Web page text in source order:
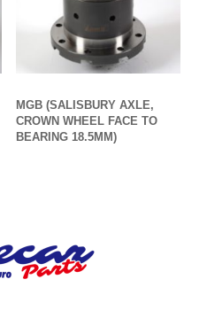
MGB (SALISBURY AXLE,
CROWN WHEEL FACE TO
BEARING 18.5MM)